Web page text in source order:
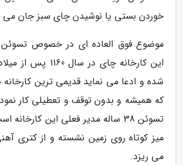
خوردن بستی یا نوشیدن چای سبز جان
موضوع فوق العاده ای در خصوص تسوئن
این کارخانه چای در
شده و ادعا می نماید قدیمی ترین
که همیشه و بدون توقف و تعطیلی کار
تسوئن 38 ساله مدیر فعلی این
میز کوتاه روی زمین نشسته و از کتری
می ریزد.